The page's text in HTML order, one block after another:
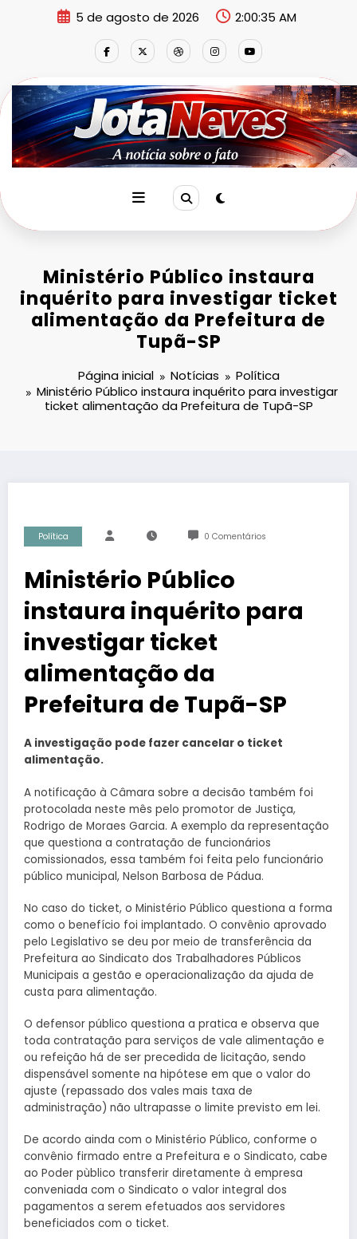
5 de agosto de 2026 2:00:35 AM
Ministério Público instaura
inquérito para investigar ticket
alimentação da Prefeitura de
Tupã-SP
Página inicial Notícias
Política
Ministério Público instaura inquérito para investigar
ticket alimentação da Prefeitura de Tupã-SP
Política 0 Comentários
Ministério Público
instaura inquérito para
investigar ticket
alimentação da
Prefeitura de Tupã-SP
A investigação pode fazer cancelar o ticket
alimentação.
A notificação à Câmara sobre a decisão também foi
protocolada neste mês pelo promotor de Justiça,
Rodrigo de Moraes Garcia. A exemplo da representação
que questiona a contratação de funcionários
comissionados, essa também foi feita pelo funcionário
público municipal, Nelson Barbosa de Pádua.
No caso do ticket, o Ministério Público questiona a forma
como o benefício foi implantado. O convênio aprovado
pelo Legislativo se deu por meio de transferência da
Prefeitura ao Sindicato dos Trabalhadores Públicos
Municipais a gestão e operacionalização da ajuda de
custa para alimentação.
O defensor público questiona a pratica e observa que
toda contratação para serviços de vale alimentação e
ou refeição há de ser precedida de licitação, sendo
dispensável somente na hipótese em que o valor do
ajuste (repassado dos vales mais taxa de
administração) não ultrapasse o limite previsto em lei.
De acordo ainda com o Ministério Público, conforme o
convênio firmado entre a Prefeitura e o Sindicato, cabe
ao Poder pùblico transferir diretamente à empresa
conveniada com o Sindicato o valor integral dos
pagamentos a serem efetuados aos servidores
beneficiados com o ticket.